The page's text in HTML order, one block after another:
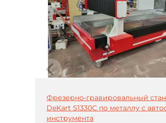
Фрезерно-гравировальный
DeKart S1330С по металлу с
инструмента